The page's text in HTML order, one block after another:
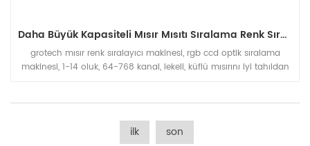
Daha Büyük Kapasiteli Mısır Mısıtı Sıralama Renk Sıralayıcı Makinesi
grotech mısır renk sıralayıcı makinesi, rgb ccd optik sıralama
makinesi, 1-14 oluk, 64-768 kanal, lekeli, küflü mısırını iyi tahıldan
ilk son